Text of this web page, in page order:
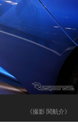
《撮影 関航介》